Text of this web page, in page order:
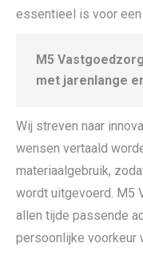
essentieel is voor
M5
met jarenlange
Wij streven naar
wensen vertaald
materiaalgebruik,
wordt uitgevoerd. M5
allen tijde passende
persoonlijke voorkeur